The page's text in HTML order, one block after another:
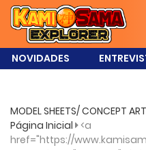
NOVIDADES
MODEL SHEETS/ CONCEPT
Página Inicial <a
href="https://